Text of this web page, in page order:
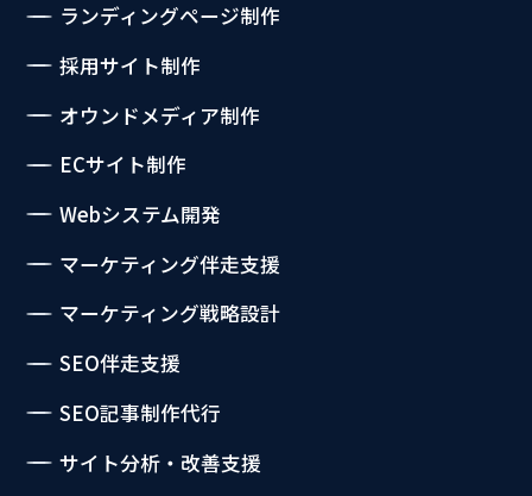
ランディングページ制作
採用サイト制作
オウンドメディア制作
ECサイト制作
Webシステム開発
マーケティング伴走支援
マーケティング戦略設計
SEO伴走支援
SEO記事制作代行
サイト分析・改善支援